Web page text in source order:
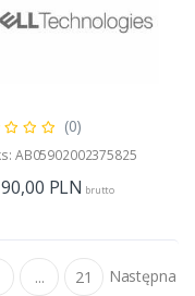
(0)
AB05902002375825
PLN brutto
... 21 Następna